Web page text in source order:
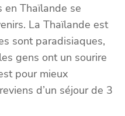
en Thaïlande se
La Thaïlande est
sont paradisiaques,
gens ont un sourire
pour mieux
d’un séjour de 3